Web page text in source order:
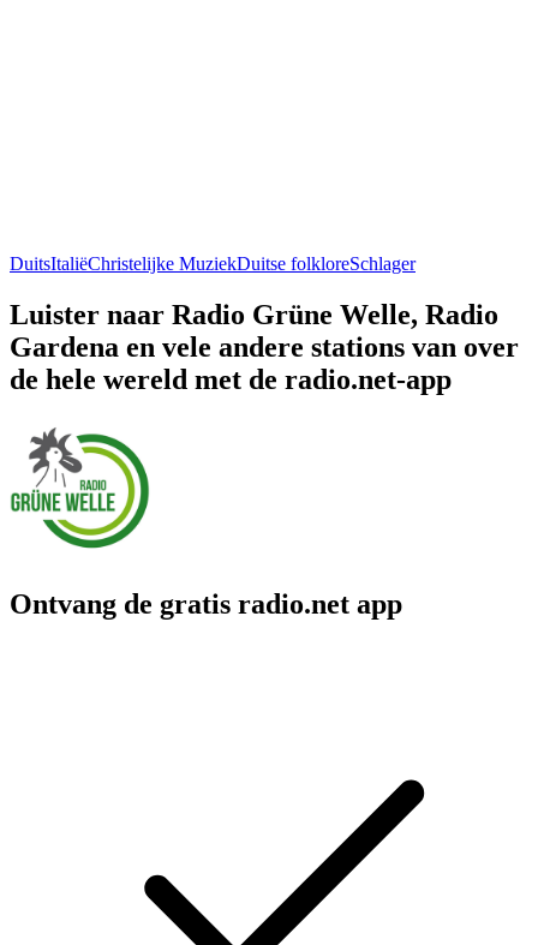
DuitsItaliëChristelijke MuziekDuitse folkloreSchlager
Luister naar Radio Grüne Welle, Radio
Gardena en vele andere stations van over
de hele wereld met de radio.net-app
Ontvang de gratis radio.net app